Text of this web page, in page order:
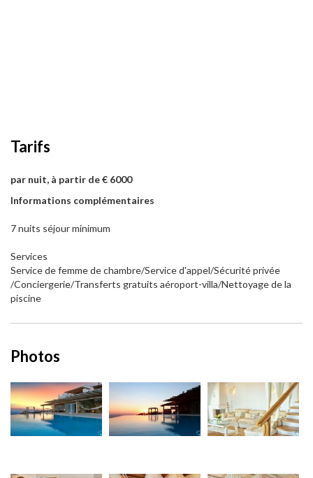
Tarifs
par nuit, à partir de € 6000
Informations complémentaires
7 nuits séjour minimum
Services
Service de femme de chambre/Service d'appel/Sécurité privée
/Conciergerie/Transferts gratuits aéroport-villa/Nettoyage de la
piscine
Photos